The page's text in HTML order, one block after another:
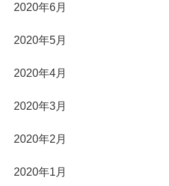
2020年6月
2020年5月
2020年4月
2020年3月
2020年2月
2020年1月